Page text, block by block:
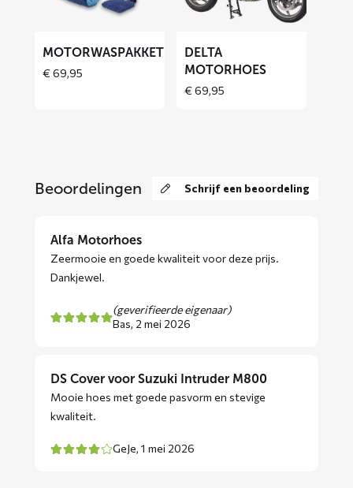
MOTORWASPAKKET
€69,95
DELTA
MOTORHOES
€69,95
Beoordelingen Schrijf een beoordeling
Alfa Motorhoes
Zeermooie en goede kwaliteit voor deze prijs.
Dankjewel.
(geverifieerde eigenaar)
Bas, 2 mei 2026
DS Cover voor Suzuki Intruder M800
Mooie hoes met goede pasvorm en stevige
kwaliteit.
GeJe, 1 mei 2026